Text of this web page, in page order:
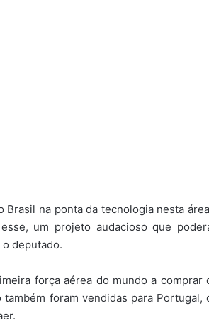
Brasil na ponta da tecnologia nesta
um projeto audacioso que
deputado.
força aérea do mundo a comprar
foram vendidas para Portugal,